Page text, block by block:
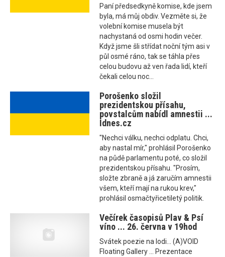
Paní předsedkyně komise, kde jsem
byla, má můj obdiv. Vezměte si, že
volební komise musela být
nachystaná od osmi hodin večer.
Když jsme šli střídat noční tým asi v
půl osmé ráno, tak se táhla přes
celou budovu až ven řada lidí, kteří
čekali celou noc...
Porošenko složil
prezidentskou přísahu,
povstalcům nabídl amnestii ...
Idnes.cz
"Nechci válku, nechci odplatu. Chci,
aby nastal mír," prohlásil Porošenko
na půdě parlamentu poté, co složil
prezidentskou přísahu. "Prosím,
složte zbraně a já zaručím amnestii
všem, kteří mají na rukou krev,"
prohlásil osmačtyřicetiletý politik.
Večírek časopisů Plav & Psí
víno ... 26. června v 19hod
Svátek poezie na lodi... (A)VOID
Floating Gallery ... Prezentace